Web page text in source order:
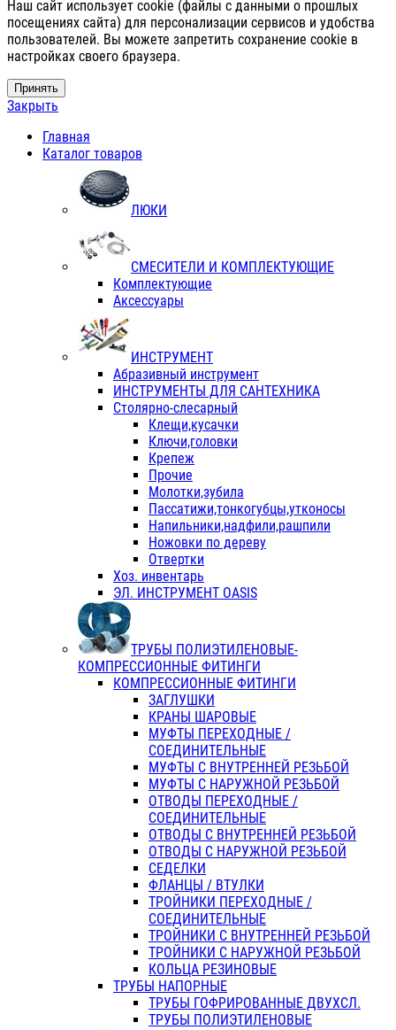
Наш сайт использует cookie (файлы с данными о прошлых
посещениях сайта) для персонализации сервисов и удобства
пользователей. Вы можете запретить сохранение cookie в
настройках своего браузера.
Принять
Закрыть
Главная
Каталог товаров
ЛЮКИ
СМЕСИТЕЛИ И КОМПЛЕКТУЮЩИЕ
Комплектующие
Аксессуары
ИНСТРУМЕНТ
Абразивный инструмент
ИНСТРУМЕНТЫ ДЛЯ САНТЕХНИКА
Столярно-слесарный
Клещи,кусачки
Ключи,головки
Крепеж
Прочие
Молотки,зубила
Пассатижи,тонкогубцы,утконосы
Напильники,надфили,рашпили
Ножовки по дереву
Отвертки
Хоз. инвентарь
ЭЛ. ИНСТРУМЕНТ OASIS
ТРУБЫ ПОЛИЭТИЛЕНОВЫЕ-
КОМПРЕССИОННЫЕ ФИТИНГИ
КОМПРЕССИОННЫЕ ФИТИНГИ
ЗАГЛУШКИ
КРАНЫ ШАРОВЫЕ
МУФТЫ ПЕРЕХОДНЫЕ /
СОЕДИНИТЕЛЬНЫЕ
МУФТЫ С ВНУТРЕННЕЙ РЕЗЬБОЙ
МУФТЫ С НАРУЖНОЙ РЕЗЬБОЙ
ОТВОДЫ ПЕРЕХОДНЫЕ /
СОЕДИНИТЕЛЬНЫЕ
ОТВОДЫ С ВНУТРЕННЕЙ РЕЗЬБОЙ
ОТВОДЫ С НАРУЖНОЙ РЕЗЬБОЙ
СЕДЕЛКИ
ФЛАНЦЫ / ВТУЛКИ
ТРОЙНИКИ ПЕРЕХОДНЫЕ /
СОЕДИНИТЕЛЬНЫЕ
ТРОЙНИКИ С ВНУТРЕННЕЙ РЕЗЬБОЙ
ТРОЙНИКИ С НАРУЖНОЙ РЕЗЬБОЙ
КОЛЬЦА РЕЗИНОВЫЕ
ТРУБЫ НАПОРНЫЕ
ТРУБЫ ГОФРИРОВАННЫЕ ДВУХСЛ.
ТРУБЫ ПОЛИЭТИЛЕНОВЫЕ